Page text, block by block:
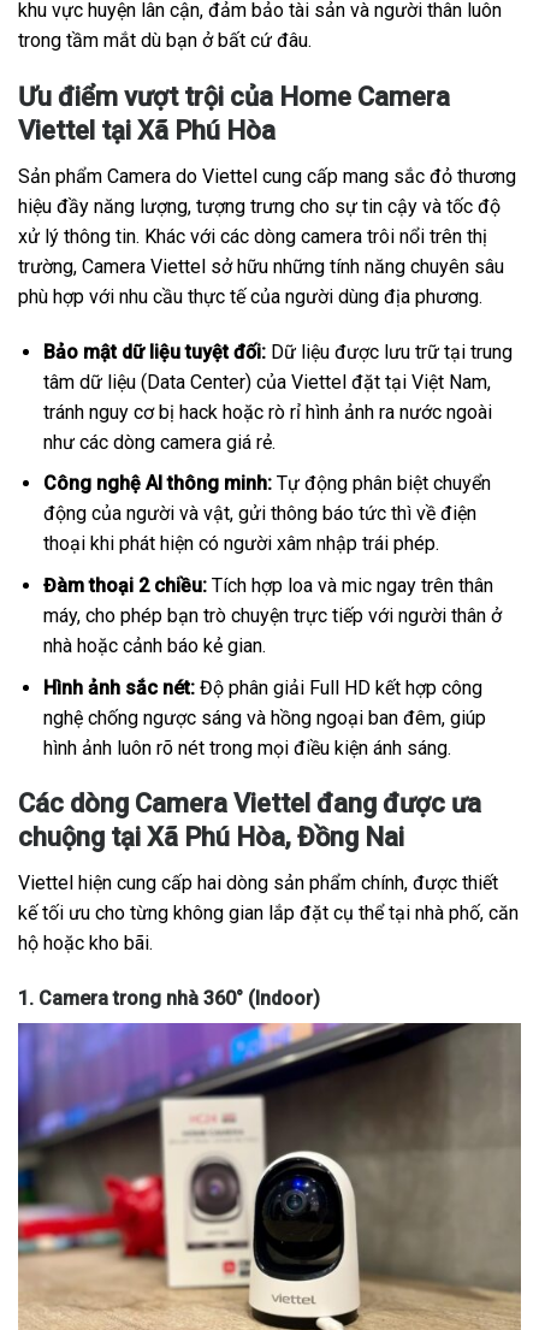
khu vực huyện lân cận, đảm bảo tài sản và người thân luôn
trong tầm mắt dù bạn ở bất cứ đâu.
Ưu điểm vượt trội của Home Camera
Viettel tại Xã Phú Hòa
Sản phẩm Camera do Viettel cung cấp mang sắc đỏ thương
hiệu đầy năng lượng, tượng trưng cho sự tin cậy và tốc độ
xử lý thông tin. Khác với các dòng camera trôi nổi trên thị
trường, Camera Viettel sở hữu những tính năng chuyên sâu
phù hợp với nhu cầu thực tế của người dùng địa phương.
Bảo mật dữ liệu tuyệt đối:Dữ liệu được lưu trữ tại trung
tâm dữ liệu (Data Center) của Viettel đặt tại Việt Nam,
tránh nguy cơ bị hack hoặc rò rỉ hình ảnh ra nước ngoài
như các dòng camera giá rẻ.
Công nghệ AI thông minh:Tự động phân biệt chuyển
động của người và vật, gửi thông báo tức thì về điện
thoại khi phát hiện có người xâm nhập trái phép.
Đàm thoại 2 chiều:Tích hợp loa và mic ngay trên thân
máy, cho phép bạn trò chuyện trực tiếp với người thân ở
nhà hoặc cảnh báo kẻ gian.
Hình ảnh sắc nét:Độ phân giải Full HD kết hợp công
nghệ chống ngược sáng và hồng ngoại ban đêm, giúp
hình ảnh luôn rõ nét trong mọi điều kiện ánh sáng.
Các dòng Camera Viettel đang được ưa
chuộng tại Xã Phú Hòa, Đồng Nai
Viettel hiện cung cấp hai dòng sản phẩm chính, được thiết
kế tối ưu cho từng không gian lắp đặt cụ thể tại nhà phố, căn
hộ hoặc kho bãi.
1. Camera trong nhà 360° (Indoor)